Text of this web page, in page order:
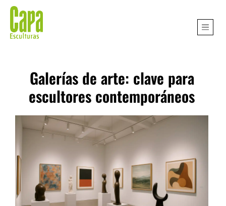
Galerías de arte: clave para
escultores contemporáneos